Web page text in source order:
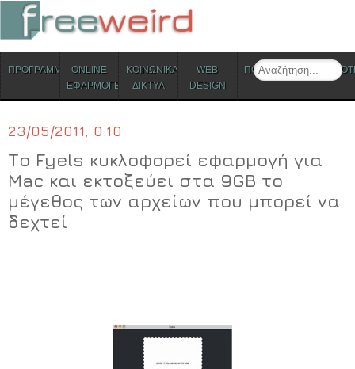
Search
Skip to content
ΠΡΟΓΡΑΜΜΑΤΑONLINE
ΕΦΑΡΜΟΓΕΣ
ΚΟΙΝΩΝΙΚΑ
ΔΙΚΤΥΑ
WEB
DESIGN
ΠΟΛΙΤΙΣΜΟΣ
23/05/2011, 0:10
Το Fyels κυκλοφορεί εφαρμογή για
Μac και εκτοξεύει στα 9GB το
μέγεθος των αρχείων που μπορεί να
δεχτεί